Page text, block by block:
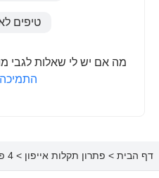
טיפים
מה אם יש לי שאלות לגבי
דף הבית > פתרון תקלות אייפון > 4 פתרונות לאייפון תקוע במצב שחזור [חינם]